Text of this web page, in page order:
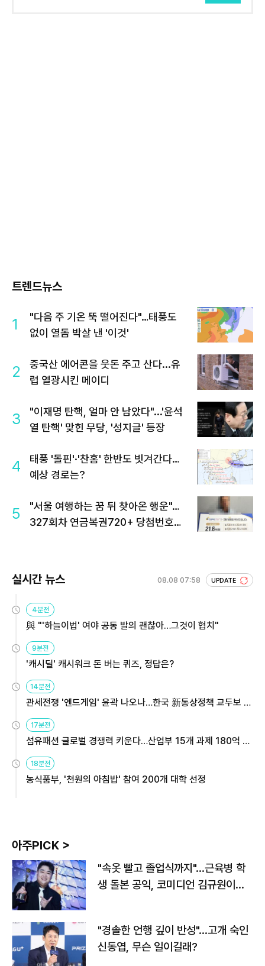
트렌드뉴스
1
"다음 주 기온 뚝 떨어진다"…태풍도
없이 열돔 박살 낸 '이것'
2
중국산 에어콘을 웃돈 주고 산다...유
럽 열광시킨 메이디
3
"이재명 탄핵, 얼마 안 남았다"...'윤석
열 탄핵' 맞힌 무당, '성지글' 등장
4
태풍 '돌핀'·'찬홈' 한반도 빗겨간다…
예상 경로는?
5
"서울 여행하는 꿈 뒤 찾아온 행운"…
327회차 연금복권720+ 당첨번호조
실시간 뉴스 08.08 07:58 UPDATE
4분전
與 "'하늘이법' 여야 공동 발의 괜찮아…그것이 협치"
9분전
'캐시딜' 캐시워크 돈 버는 퀴즈, 정답은?
14분전
관세전쟁 '엔드게임' 윤곽 나오나…한국 新통상정책 교두보 활
17분전
섬유패션 글로벌 경쟁력 키운다…산업부 15개 과제 180억 지
18분전
농식품부, '천원의 아침밥' 참여 200개 대학 선정
아주PICK >
"속옷 빨고 졸업식까지"…근육병 학
생 돌본 공익, 코미디언 김규원이었
"경솔한 언행 깊이 반성"…고개 숙인
신동엽, 무슨 일이길래?